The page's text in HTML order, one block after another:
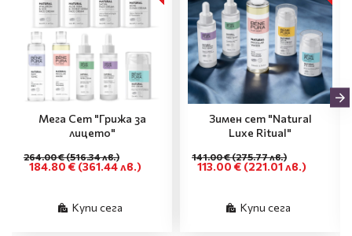
Мега Сет "Грижа за
лицето"
184.80 € (361.44 лв.)
264.00 €(516.34 лв.)
Купи сега
Зимен сет "Natural
Luxe Ritual"
113.00 € (221.01 лв.)
141.00 €(275.77 лв.)
Купи сега